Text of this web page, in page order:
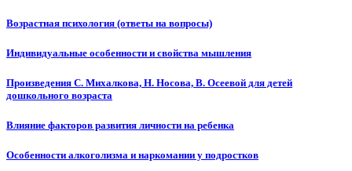
Возрастная психология (ответы на вопросы)
Индивидуальные особенности и свойства мышления
Произведения С. Михалкова, Н. Носова, В. Осеевой для детей
дошкольного возраста
Влияние факторов развития личности на ребенка
Особенности алкоголизма и наркомании у подростков